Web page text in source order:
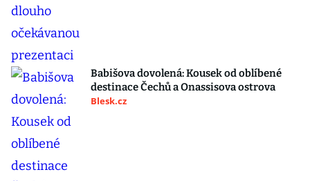
Babišova dovolená: Kousek od oblíbené
destinace Čechů a Onassisova ostrova
Blesk.cz